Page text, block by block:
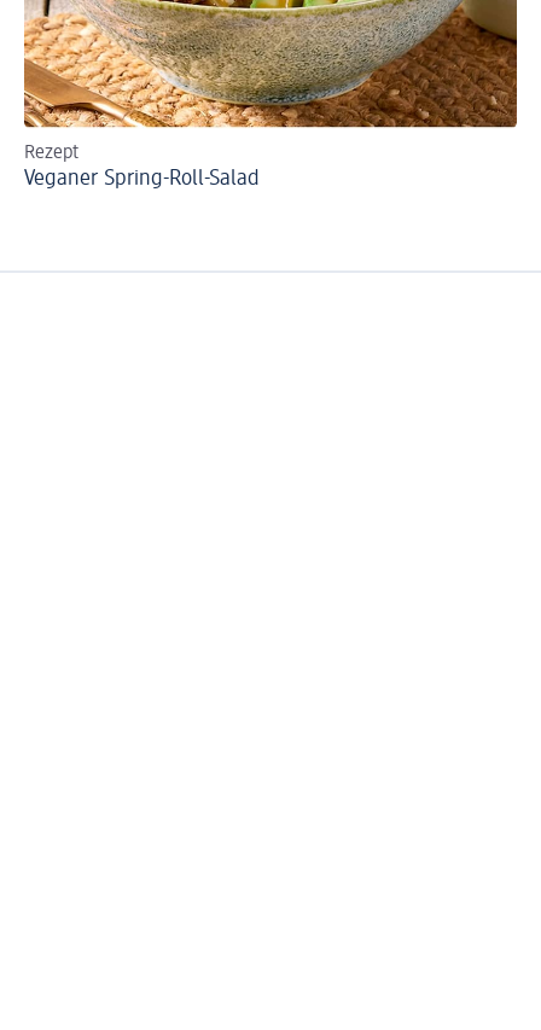
Rezept
Veganer Spring-Roll-Salad